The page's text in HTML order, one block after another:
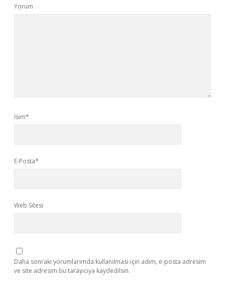
Yorum
İsim*
E-Posta*
Web Sitesi
Daha sonraki yorumlarımda kullanılması için adım, e-posta adresim
ve site adresim bu tarayıcıya kaydedilsin.